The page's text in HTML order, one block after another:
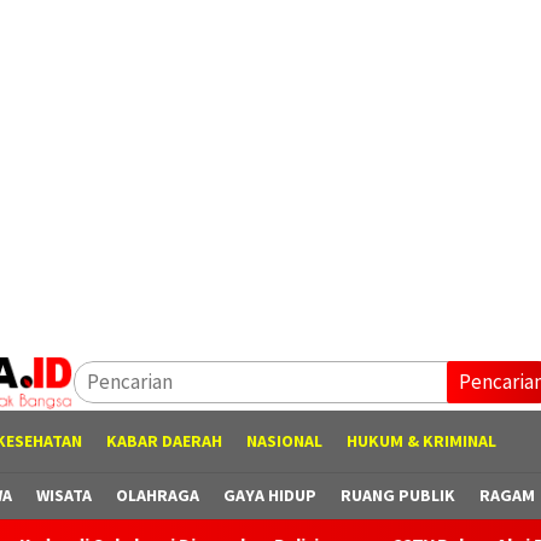
KABAR DAERAH NASIONAL HUKUM & KRIMINAL
WISATA OLAHRAGA GAYA HIDUP RUANG PUBLIK RAGAM